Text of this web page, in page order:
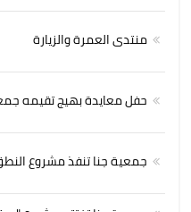
منتدى العمرة والزيارة
حفل معايدة بهيج تقيمه
جمعية جنا تنفذ مشروع